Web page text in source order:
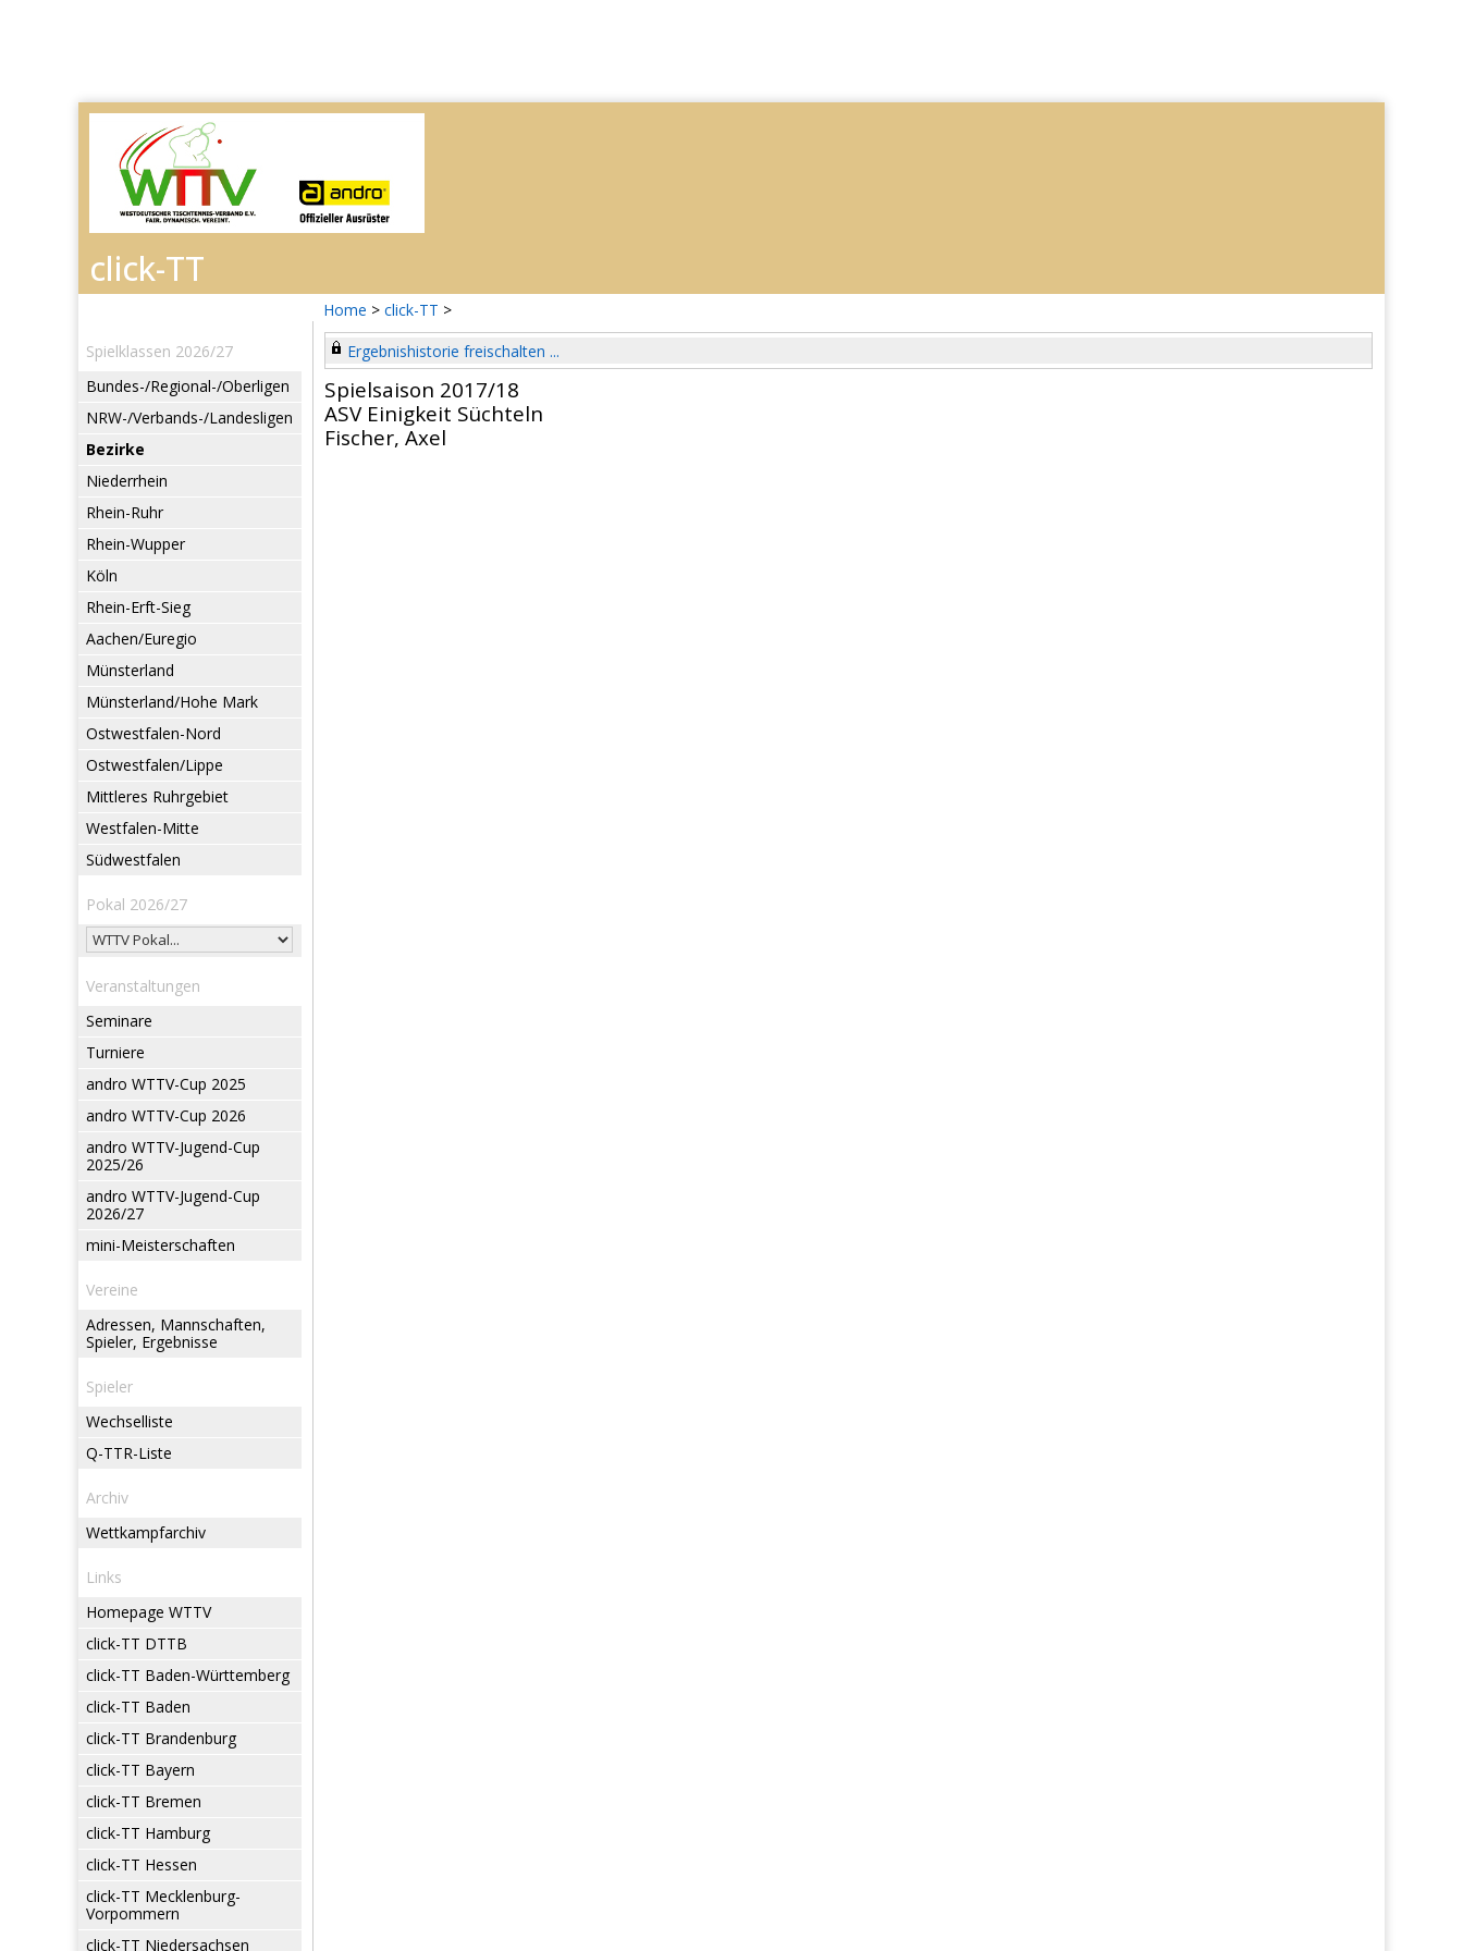
Home > click-TT >
Spielklassen 2026/27
Bundes-/Regional-/Oberligen
NRW-/Verbands-/Landesligen
Bezirke
Niederrhein
Rhein-Ruhr
Rhein-Wupper
Köln
Rhein-Erft-Sieg
Aachen/Euregio
Münsterland
Münsterland/Hohe Mark
Ostwestfalen-Nord
Ostwestfalen/Lippe
Mittleres Ruhrgebiet
Westfalen-Mitte
Südwestfalen
Pokal 2026/27
Veranstaltungen
Seminare
Turniere
andro WTTV-Cup 2025
andro WTTV-Cup 2026
andro WTTV-Jugend-Cup
2025/26
andro WTTV-Jugend-Cup
2026/27
mini-Meisterschaften
Vereine
Adressen, Mannschaften,
Spieler, Ergebnisse
Spieler
Wechselliste
Q-TTR-Liste
Archiv
Wettkampfarchiv
Links
Homepage WTTV
click-TT DTTB
click-TT Baden-Württemberg
click-TT Baden
click-TT Brandenburg
click-TT Bayern
click-TT Bremen
click-TT Hamburg
click-TT Hessen
click-TT Mecklenburg-
Vorpommern
click-TT Niedersachsen
Ergebnishistorie freischalten ...
Spielsaison 2017/18
ASV Einigkeit Süchteln
Fischer, Axel